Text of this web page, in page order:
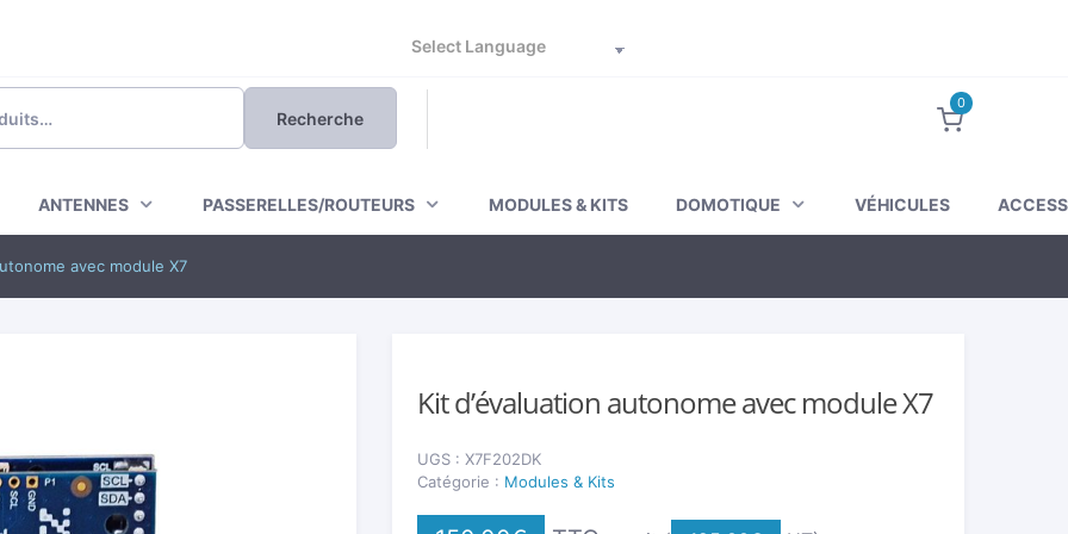
Recherche
0
ANTENNES PASSERELLES/ROUTEURS MODULES & KITS DOMOTIQUE VÉHICULES
avec module X7
Kit d’évaluation autonome avec module X7
UGS :X7F202DK
Catégorie : Modules & Kits